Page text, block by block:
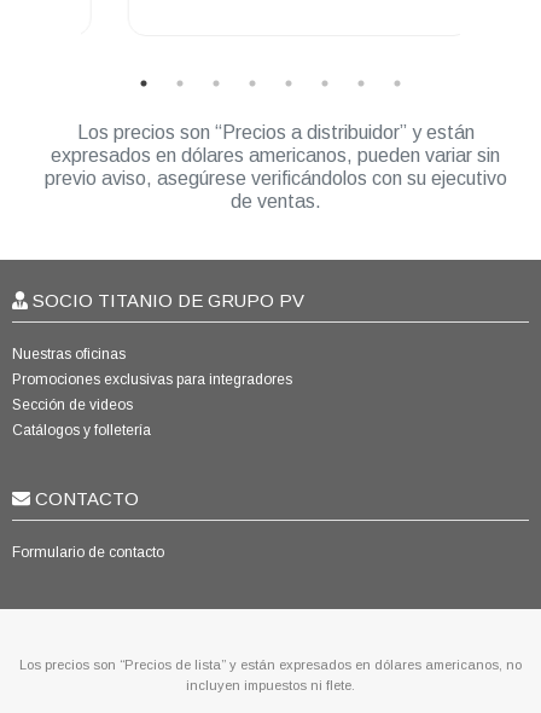
Los precios son “Precios a distribuidor” y están
expresados en dólares americanos, pueden variar sin
previo aviso, asegúrese verificándolos con su ejecutivo
de ventas.
SOCIO TITANIO DE GRUPO PV
Nuestras oficinas
Promociones exclusivas para integradores
Sección de videos
Catálogos y folletería
CONTACTO
Formulario de contacto
Los precios son “Precios de lista” y están expresados en dólares americanos, no
incluyen impuestos ni flete.